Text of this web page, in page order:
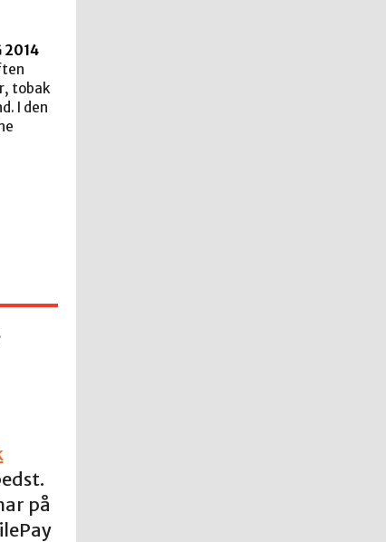
2014
tobak
I den
på